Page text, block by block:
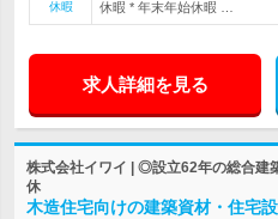
休暇
休暇 * 年末年始休暇 …
求人詳細を見る
株式会社イワイ | ◎設立62年の総合
休
木造住宅向けの建築資材・住宅